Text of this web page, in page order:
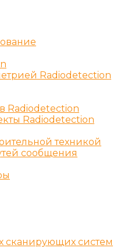
Radiodetection
Radiodetection
Radiodetection
техникой
сообщения
сканирующих систем